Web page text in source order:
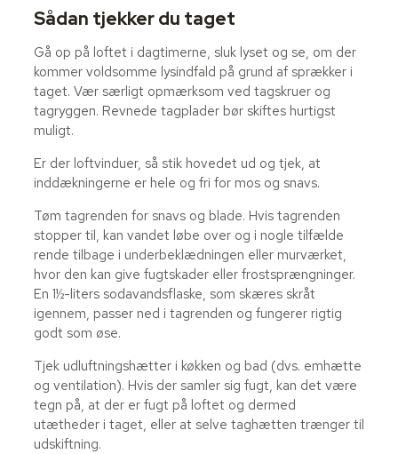
Sådan tjekker du taget
Gå op på loftet i dagtimerne, sluk lyset og se, om der
kommer voldsomme lysindfald på grund af sprækker i
taget. Vær særligt opmærksom ved tagskruer og
tagryggen. Revnede tagplader bør skiftes hurtigst
muligt.
Er der loftvinduer, så stik hovedet ud og tjek, at
inddækningerne er hele og fri for mos og snavs.
Tøm tagrenden for snavs og blade. Hvis tagrenden
stopper til, kan vandet løbe over og i nogle tilfælde
rende tilbage i underbeklædningen eller murværket,
hvor den kan give fugtskader eller frostsprængninger.
En 1½-liters sodavandsflaske, som skæres skråt
igennem, passer ned i tagrenden og fungerer rigtig
godt som øse.
Tjek udluftningshætter i køkken og bad (dvs. emhætte
og ventilation). Hvis der samler sig fugt, kan det være
tegn på, at der er fugt på loftet og dermed
utætheder i taget, eller at selve taghætten trænger til
udskiftning.